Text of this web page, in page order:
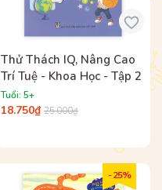
Thử Thách IQ, Nâng Cao
Trí Tuệ - Khoa Học - Tập 2
Tuổi: 5+
18.750₫ 25.000₫
- 25%